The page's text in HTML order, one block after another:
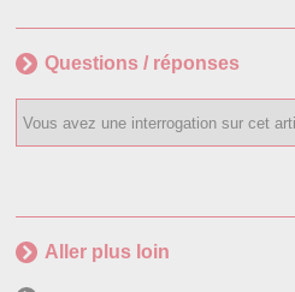
Questions / réponses
Aller plus loin